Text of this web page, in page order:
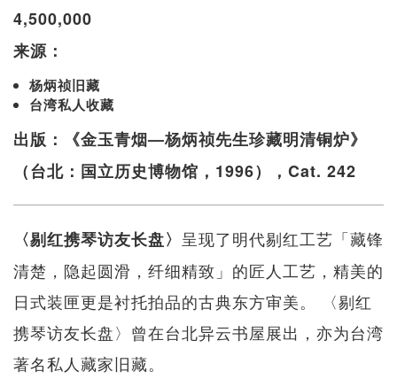
4,500,000
来源：
杨炳祯旧藏
台湾私人收藏
出版：《金玉青烟—杨炳祯先生珍藏明清铜炉》
（台北：国立历史博物馆，1996），Cat. 242
〈剔红携琴访友长盘〉 呈现了明代剔红工艺「藏锋
清楚，隐起圆滑，纤细精致」的匠人工艺，精美的
日式装匣更是衬托拍品的古典东方审美。 〈剔红
携琴访友长盘〉曾在台北异云书屋展出，亦为台湾
著名私人藏家旧藏。